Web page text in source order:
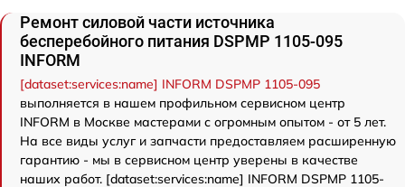
Ремонт силовой части источника
бесперебойного питания DSPMP 1105-095
INFORM
[dataset:services:name] INFORM DSPMP 1105-095
выполняется в нашем профильном сервисном центр
INFORM в Москве мастерами с огромным опытом - от 5 лет.
На все виды услуг и запчасти предоставляем расширенную
гарантию - мы в сервисном центр уверены в качестве
наших работ. [dataset:services:name] INFORM DSPMP 1105-